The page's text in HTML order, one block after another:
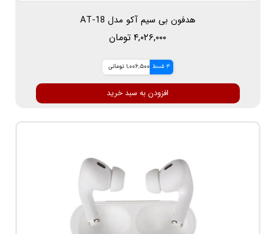
هدفون بی سیم آکو مدل AT-18
۴,۰۲۶,۰۰۰ تومان
4 قسط 1,006,500 تومانی
افزودن به سبد خرید